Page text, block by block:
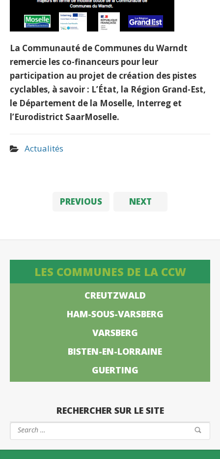
La Communauté de Communes du Warndt
remercie les co-financeurs pour leur
participation au projet de création des pistes
cyclables, à savoir : L’État, la Région Grand-Est,
le Département de la Moselle, Interreg et
l’Eurodistrict SaarMoselle.
Actualités
PREVIOUS NEXT
LES COMMUNES DE LA CCW
CREUTZWALD
HAM-SOUS-VARSBERG
VARSBERG
BISTEN-EN-LORRAINE
GUERTING
RECHERCHER SUR LE SITE